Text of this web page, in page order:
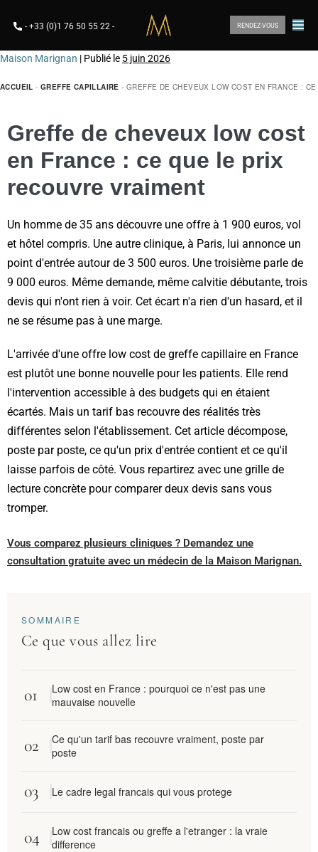
- +33 (0)1 76 50 55 22 - RENDEZ-VOUS
Maison Marignan | Publié le 5 juin 2026
ACCUEIL -GREFFE CAPILLAIRE -GREFFE DE CHEVEUX LOW COST EN FRANCE :
Greffe de cheveux low cost
en France : ce que le prix
recouvre vraiment
Un homme de 35 ans découvre une offre à 1 900 euros, vol
et hôtel compris. Une autre clinique, à Paris, lui annonce un
point d'entrée autour de 3 500 euros. Une troisième parle de
9 000 euros. Même demande, même calvitie débutante, trois
devis qui n'ont rien à voir. Cet écart n'a rien d'un hasard, et il
ne se résume pas à une marge.
L'arrivée d'une offre low cost de greffe capillaire en France
est plutôt une bonne nouvelle pour les patients. Elle rend
l'intervention accessible à des budgets qui en étaient
écartés. Mais un tarif bas recouvre des réalités très
différentes selon l'établissement. Cet article décompose,
poste par poste, ce qu'un prix d'entrée contient et ce qu'il
laisse parfois de côté. Vous repartirez avec une grille de
lecture concrète pour comparer deux devis sans vous
tromper.
Vous comparez plusieurs cliniques ? Demandez une
consultation gratuite avec un médecin de la Maison Marignan.
SOMMAIRE
Ce que vous allez lire
Low cost en France : pourquoi ce n'est pas une
mauvaise nouvelle
Ce qu'un tarif bas recouvre vraiment, poste par
poste
Le cadre legal francais qui vous protege
Low cost francais ou greffe a l'etranger : la vraie
difference